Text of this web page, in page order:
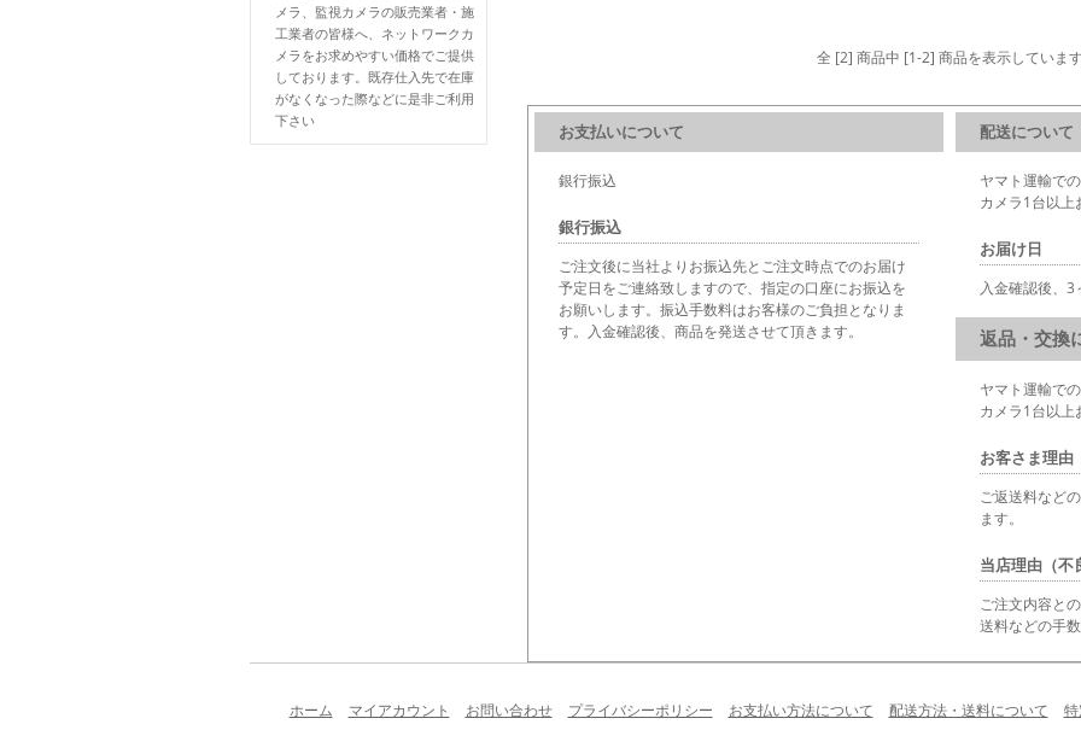
全 [2] 商品中 [1-2] 商品を表示しています
お支払いについて
銀行振込
銀行振込
ご注文後に当社よりお振込先とご注文時点でのお届け
予定日をご連絡致しますので、指定の口座にお振込を
お願いします。振込手数料はお客様のご負担となりま
す。入金確認後、商品を発送させて頂きます。
配送について
ヤマト運輸で
カメラ1台以上
お届け日
入金確認後、
返品・交換
ヤマト運輸で
カメラ1台以上
お客さま理由
ご返送料など
ます。
当店理由（不
ご注文内容と
送料などの手
メラ、監視カメラの販売業者・施
工業者の皆様へ、ネットワークカ
メラをお求めやすい価格でご提供
しております。既存仕入先で在庫
がなくなった際などに是非ご利用
下さい
ホーム マイアカウント お問い合わせ プライバシーポリシー お支払い方法について 配送方法・送料について